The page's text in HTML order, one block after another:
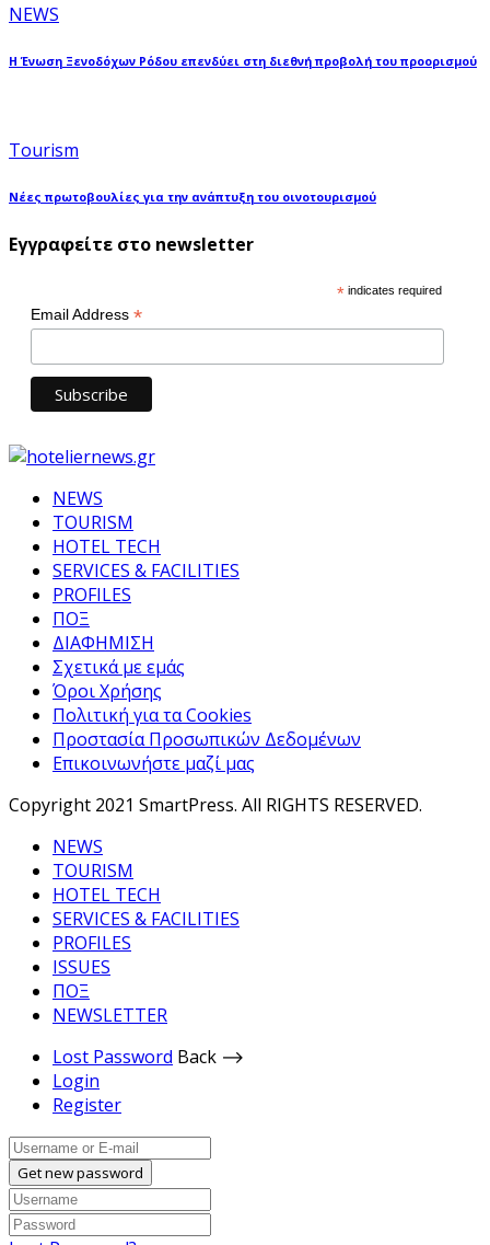
NEWS
Η Ένωση Ξενοδόχων Ρόδου επενδύει στη διεθνή προβολή του προορισμού
Tourism
Νέες πρωτοβουλίες για την ανάπτυξη του οινοτουρισμού
Εγγραφείτε στο newsletter
* indicates required
Email Address *
NEWS
TOURISM
HOTEL TECH
SERVICES & FACILITIES
PROFILES
ΠΟΞ
ΔΙΑΦΗΜΙΣΗ
Σχετικά με εμάς
Όροι Χρήσης
Πολιτική για τα Cookies
Προστασία Προσωπικών Δεδομένων
Επικοινωνήστε μαζί μας
Copyright 2021 SmartPress. All RIGHTS RESERVED.
NEWS
TOURISM
HOTEL TECH
SERVICES & FACILITIES
PROFILES
ISSUES
ΠΟΞ
NEWSLETTER
Lost Password Back ⟶
Login
Register
Get new password